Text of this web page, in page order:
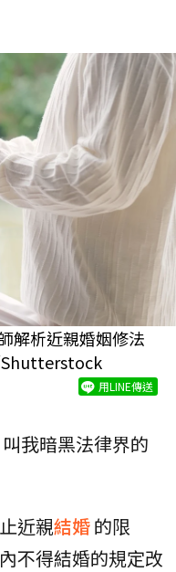
解析近親婚姻修法
Shutterstock
用LINE傳送
叫我暗黑法律界的
近親結婚的限
不得結婚的規定改